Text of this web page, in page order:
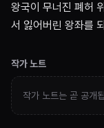
왕국이 무너진 폐허
서 잃어버린 왕좌를
작가 노트
작가 노트는 곧 공개